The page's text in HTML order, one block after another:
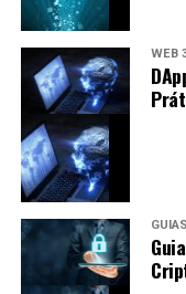
do setor
críticas
tornando-se
Futuro das
para XLM e
O futuro das
repleto de
podem incluir:
WEB